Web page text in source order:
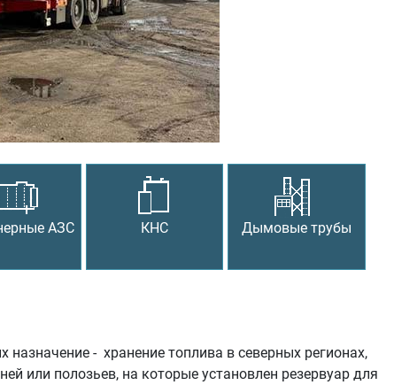
АЗС КНС Дымовые трубы
- хранение топлива в северных регионах,
или полозьев, на которые установлен резервуар для